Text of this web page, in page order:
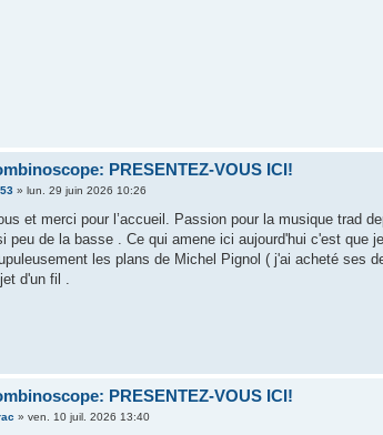
PRESENTEZ-VOUS ICI!
» lun. 29 juin 2026 10:26
et merci pour l’accueil. Passion pour la musique trad
peu de la basse . Ce qui amene ici aujourd'hui c'est que
les plans de Michel Pignol ( j'ai acheté ses
d'un fil .
PRESENTEZ-VOUS ICI!
» ven. 10 juil. 2026 13:40